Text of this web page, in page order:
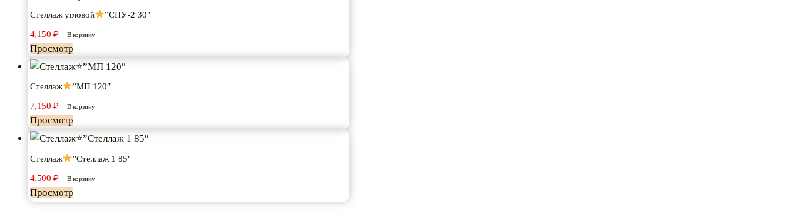
Стеллаж угловой ”СПУ-2 30″
4,150 ₽ В корзину
Просмотр
Стеллаж ”МП 120″
7,150 ₽ В корзину
Просмотр
Стеллаж ”Стеллаж 1 85″
4,500 ₽ В корзину
Просмотр